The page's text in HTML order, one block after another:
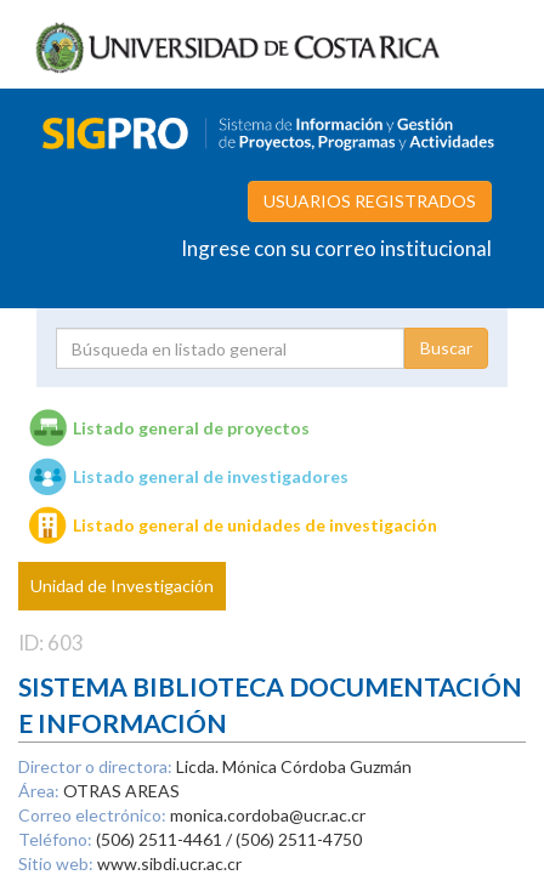
USUARIOS REGISTRADOS
Ingrese con su correo institucional
Unidades de investigación
Listado general de proyectos
Listado general de investigadores
Listado general de unidades de investigación
Unidad de Investigación
ID: 603
SISTEMA BIBLIOTECA DOCUMENTACIÓN
E INFORMACIÓN
Director o directora: Licda. Mónica Córdoba Guzmán
Área: OTRAS AREAS
Correo electrónico: monica.cordoba@ucr.ac.cr
Teléfono: (506) 2511-4461 / (506) 2511-4750
Sitio web: www.sibdi.ucr.ac.cr